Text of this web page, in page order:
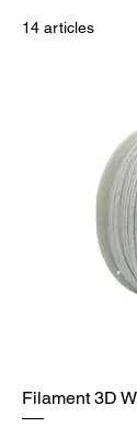
14 articles
Filament 3D